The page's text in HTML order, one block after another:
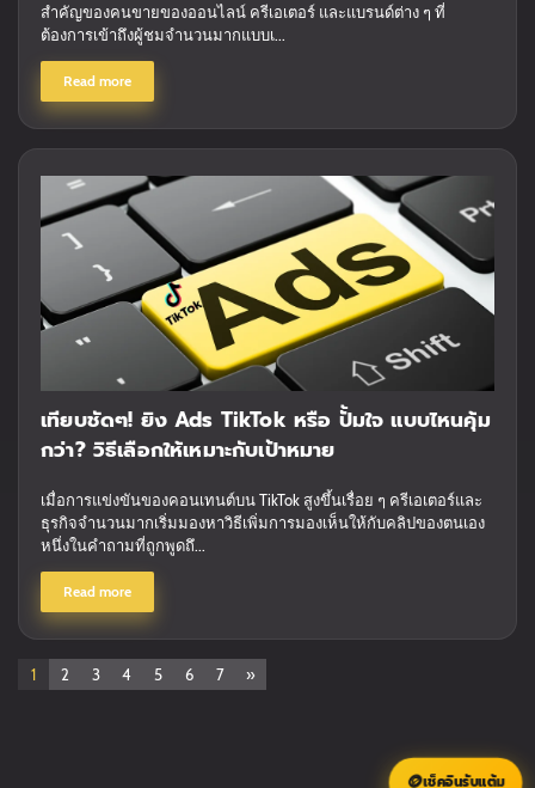
สำคัญของคนขายของออนไลน์ ครีเอเตอร์ และแบรนด์ต่าง ๆ ที่
ต้องการเข้าถึงผู้ชมจำนวนมากแบบเ...
Read more
เทียบชัดๆ! ยิง Ads TikTok หรือ ปั้มใจ แบบไหนคุ้ม
กว่า? วิธีเลือกให้เหมาะกับเป้าหมาย
เมื่อการแข่งขันของคอนเทนต์บน TikTok สูงขึ้นเรื่อย ๆ ครีเอเตอร์และ
ธุรกิจจำนวนมากเริ่มมองหาวิธีเพิ่มการมองเห็นให้กับคลิปของตนเอง
หนึ่งในคำถามที่ถูกพูดถึ...
Read more
1 2 3 4 5 6 7 »
🪙เช็คอินรับแต้ม